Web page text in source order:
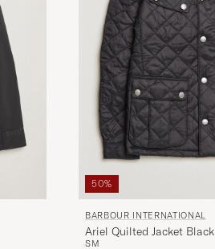
50%
BARBOUR INTERNATIONAL
Ariel Quilted Jacket Black
SM